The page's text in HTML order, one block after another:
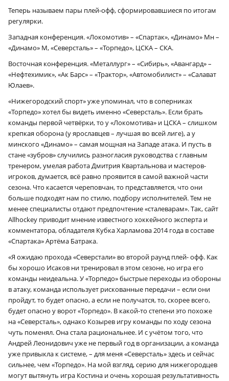
Теперь называем пары плей-офф, сформировавшиеся по итогам
регулярки.
Западная конференция. «Локомотив» – «Спартак», «Динамо» Мн –
«Динамо» М, «Северсталь» – «Торпедо», ЦСКА – СКА.
Восточная конференция. «Металлург» – «Сибирь», «Авангард» –
«Нефтехимик», «Ак Барс» – «Трактор», «Автомобилист» – «Салават
Юлаев».
«Нижегородский спорт» уже упоминал, что в соперниках
«Торпедо» хотел бы видеть именно «Северсталь». Если брать
команды первой четвёрки, то у «Локомотива» и ЦСКА – слишком
крепкая оборона (у ярославцев – лучшая во всей лиге), а у
минского «Динамо» – самая мощная на Западе атака. И пусть в
стане «зубров» случились разногласия руководства с главным
тренером, умелая работа Дмитрия Квартальнова и мастеров-
игроков, думается, всё равно проявится в самой важной части
сезона. Что касается череповчан, то представляется, что они
больше подходят нам по стилю, подбору исполнителей. Тем не
менее специалисты отдают предпочтение «сталеварам». Так, сайт
Allhockey приводит мнение известного хоккейного эксперта и
комментатора, обладателя Кубка Харламова 2014 года в составе
«Спартака» Артёма Батрака.
«Я ожидаю прохода «Северстали» во второй раунд плей- офф. Как
бы хорошо Исаков ни тренировал в этом сезоне, но игра его
команды неидеальна. У «Торпедо» быстрые переходы из обороны
в атаку, команда использует рискованные передачи – если они
пройдут, то будет опасно, а если не получатся, то, скорее всего,
будет опасно у ворот «Торпедо». В какой-то степени это похоже
на «Северсталь», однако Козырев игру команды по ходу сезона
чуть поменял. Она стала рациональнее. И с учётом того, что
Андрей Леонидович уже не первый год в организации, а команда
уже привыкла к системе, – для меня «Северсталь» здесь и сейчас
сильнее, чем «Торпедо». На мой взгляд, серию для нижегородцев
могут вытянуть игра Костина и очень хорошая результативность